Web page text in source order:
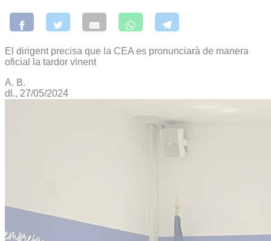
El dirigent precisa que la CEA es pronunciarà de manera
oficial la tardor vinent
A. B.
dl., 27/05/2024